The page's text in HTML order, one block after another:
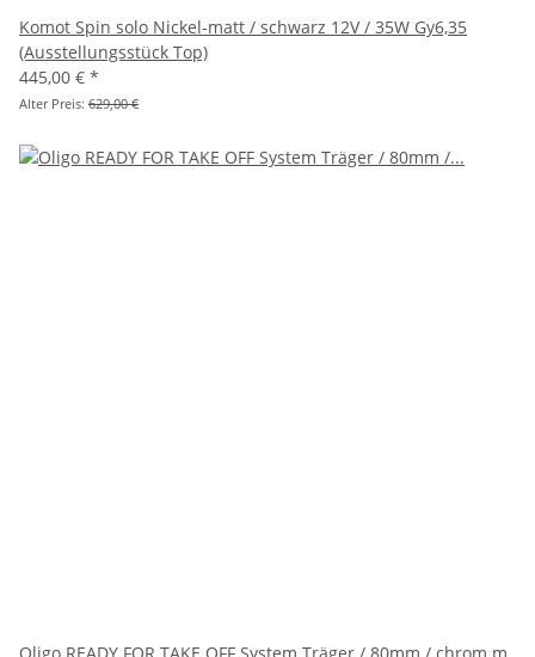
Komot Spin solo Nickel-matt / schwarz 12V / 35W Gy6,35
(Ausstellungsstück Top)
445,00 € *
Alter Preis: 629,00 €
Oligo READY FOR TAKE OFF System Träger / 80mm / chrom m